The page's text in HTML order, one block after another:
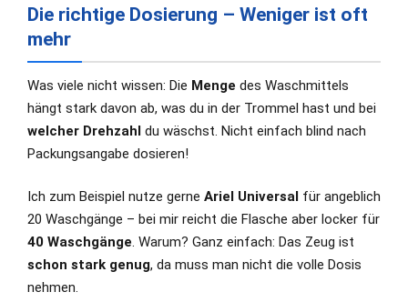
Die richtige Dosierung – Weniger ist oft
mehr
Was viele nicht wissen: Die Menge des Waschmittels
hängt stark davon ab, was du in der Trommel hast und bei
welcher Drehzahl du wäschst. Nicht einfach blind nach
Packungsangabe dosieren!
Ich zum Beispiel nutze gerne Ariel Universal für angeblich
20 Waschgänge – bei mir reicht die Flasche aber locker für
40 Waschgänge. Warum? Ganz einfach: Das Zeug ist
schon stark genug, da muss man nicht die volle Dosis
nehmen.